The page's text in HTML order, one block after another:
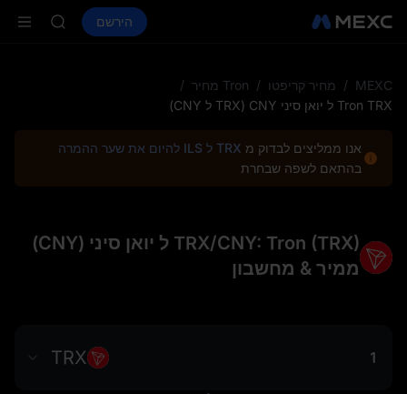
ספוט חוזים עתידיים SPCX הירשם
AAOI
MEXC
/ מחיר קריפטו / Tron מחיר
/
Tron TRX ל יואן סיני CNY (TRX ל CNY)
אנו ממליצים לבדוק מ TRX ל ILS להיום את שער ההמרה
בהתאם לשפה שבחרת
TRX/CNY: Tron (TRX) ל יואן סיני (CNY)
ממיר & מחשבון
TRX